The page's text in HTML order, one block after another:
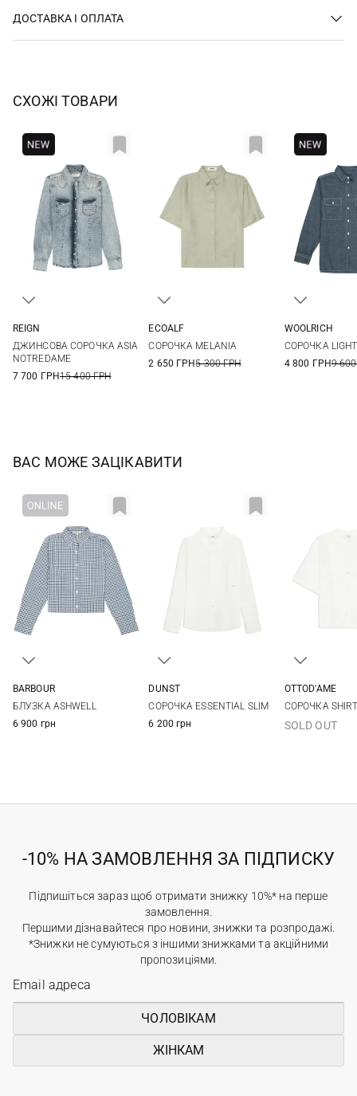
ДОСТАВКА І ОПЛАТА
СХОЖІ ТОВАРИ
REIGN
ДЖИНСОВА СОРОЧКА ASIA
NOTREDAME
7 700 ГРН15 400 ГРН
ECOALF
СОРОЧКА MELANIA
2 650 ГРН5 300 ГРН
WOOLRICH
СОРОЧКА LIGHT
4 800 ГРН9
ВАС МОЖЕ ЗАЦІКАВИТИ
BARBOUR
БЛУЗКА ASHWELL
6 900 грн
DUNST
СОРОЧКА ESSENTIAL SLIM
6 200 грн
OTTOD'AME
СОРОЧКА
SOLD OUT
-10% НА ЗАМОВЛЕННЯ ЗА ПІДПИСКУ
Підпишіться зараз щоб отримати знижку 10%* на перше
замовлення.
Першими дізнавайтеся про новини, знижки та розпродажі.
*Знижки не сумуються з іншими знижками та акційними
пропозиціями.
ЧОЛОВІКАМ
ЖІНКАМ